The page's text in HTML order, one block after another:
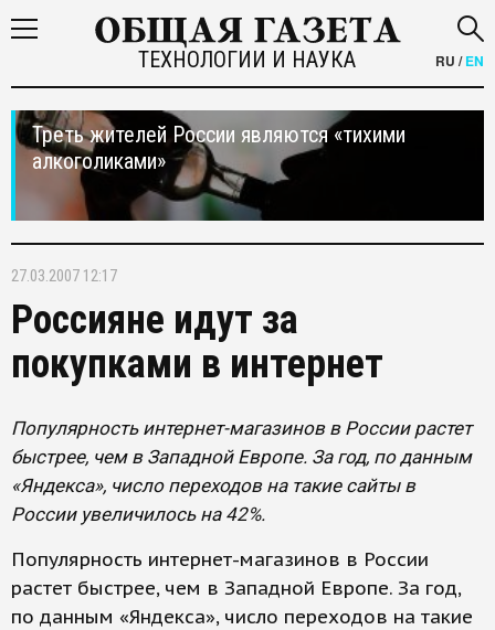
ТЕХНОЛОГИИ И НАУКА RU /EN
Треть жителей России являются «тихими
алкоголиками»
27.03.2007 12:17
Россияне идут за
покупками в интернет
Популярность интернет-магазинов в России растет
быстрее, чем в Западной Европе. За год, по данным
«Яндекса», число переходов на такие сайты в
России увеличилось на 42%.
Популярность интернет-магазинов в России
растет быстрее, чем в Западной Европе. За год,
по данным «Яндекса», число переходов на такие